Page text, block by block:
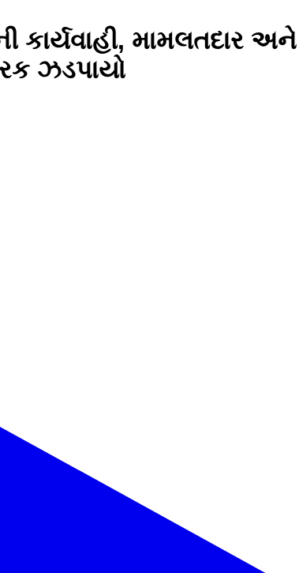
કાર્યવાહી, મામલતદાર
ઝડપાયો